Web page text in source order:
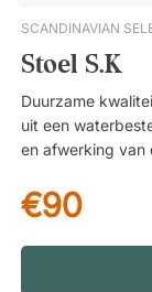
SCANDINAVIAN
Stoel S.K
Duurzame
uit een
en afwerking van
zonnestralen als
zonder zijn
ondergrond De
materiaal – een
€90